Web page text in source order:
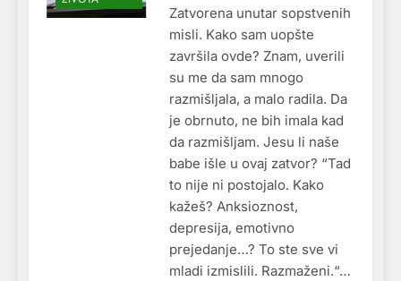
Zatvorena unutar sopstvenih
misli. Kako sam uopšte
završila ovde? Znam, uverili
su me da sam mnogo
razmišljala, a malo radila. Da
je obrnuto, ne bih imala kad
da razmišljam. Jesu li naše
babe išle u ovaj zatvor? “Tad
to nije ni postojalo. Kako
kažeš? Anksioznost,
depresija, emotivno
prejedanje…? To ste sve vi
mladi izmislili. Razmaženi.“…